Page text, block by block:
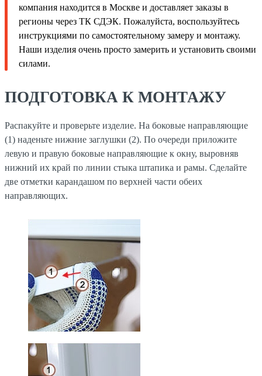
компания находится в Москве и доставляет заказы в
регионы через ТК СДЭК. Пожалуйста, воспользуйтесь
инструкциями по самостоятельному замеру и монтажу.
Наши изделия очень просто замерить и установить своими
силами.
ПОДГОТОВКА К МОНТАЖУ
Распакуйте и проверьте изделие. На боковые направляющие
(1) наденьте нижние заглушки (2). По очереди приложите
левую и правую боковые направляющие к окну, выровняв
нижний их край по линии стыка штапика и рамы. Сделайте
две отметки карандашом по верхней части обеих
направляющих.